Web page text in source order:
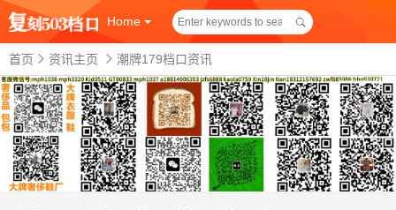
Home
首页 资讯主页 潮牌179档口资讯